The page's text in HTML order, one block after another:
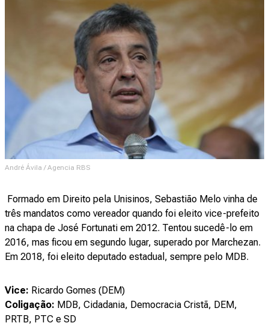
André Ávila / Agencia RBS
Formado em Direito pela Unisinos, Sebastião Melo vinha de
três mandatos como vereador quando foi eleito vice-prefeito
na chapa de José Fortunati em 2012. Tentou sucedê-lo em
2016, mas ficou em segundo lugar, superado por Marchezan.
Em 2018, foi eleito deputado estadual, sempre pelo MDB.
Vice: Ricardo Gomes (DEM)
Coligação: MDB, Cidadania, Democracia Cristã, DEM,
PRTB, PTC e SD